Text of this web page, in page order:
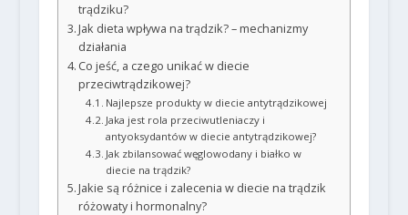
trądziku?
Jak dieta wpływa na trądzik? – mechanizmy
działania
Co jeść, a czego unikać w diecie
przeciwtrądzikowej?
Najlepsze produkty w diecie antytrądzikowej
Jaka jest rola przeciwutleniaczy i
antyoksydantów w diecie antytrądzikowej?
Jak zbilansować węglowodany i białko w
diecie na trądzik?
Jakie są różnice i zalecenia w diecie na trądzik
różowaty i hormonalny?